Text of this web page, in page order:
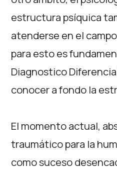
estructura psíquica
atenderse en el
para esto es
Diagnostico
conocer a fondo la
El momento actual,
traumático para la
como suceso